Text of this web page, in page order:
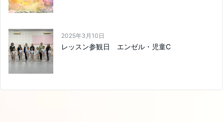
2025年3月10日
レッスン参観日 エンゼル・児童C